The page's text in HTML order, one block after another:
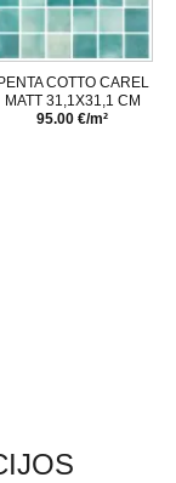
PENTA COTTO CAREL
MATT 31,1X31,1 CM
95.00 €/m²